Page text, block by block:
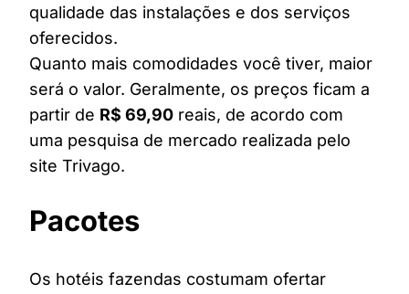
qualidade das instalações e dos serviços
oferecidos.
Quanto mais comodidades você tiver, maior
será o valor. Geralmente, os preços ficam a
partir de R$ 69,90 reais, de acordo com
uma pesquisa de mercado realizada pelo
site Trivago.
Pacotes
Os hotéis fazendas costumam ofertar